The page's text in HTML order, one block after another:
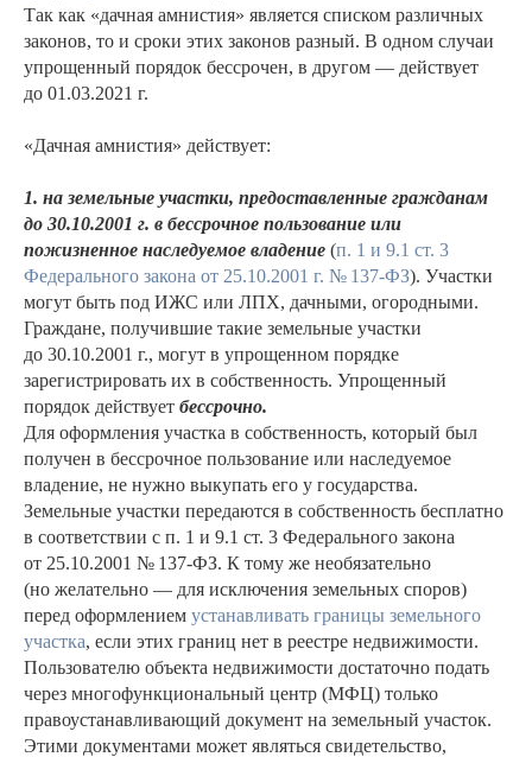
Так как «дачная амнистия» является списком различных
законов, то и сроки этих законов разный. В одном случаи
упрощенный порядок бессрочен, в другом — действует
до 01.03.2021 г.
«Дачная амнистия» действует:
1. на земельные участки, предоставленные гражданам
до 30.10.2001 г. в бессрочное пользование или
пожизненное наследуемое владение (п. 1 и 9.1 ст. 3
Федерального закона от 25.10.2001 г. № 137-ФЗ). Участки
могут быть под ИЖС или ЛПХ, дачными, огородными.
Граждане, получившие такие земельные участки
до 30.10.2001 г., могут в упрощенном порядке
зарегистрировать их в собственность. Упрощенный
порядок действует бессрочно.
Для оформления участка в собственность, который был
получен в бессрочное пользование или наследуемое
владение, не нужно выкупать его у государства.
Земельные участки передаются в собственность бесплатно
в соответствии с п. 1 и 9.1 ст. 3 Федерального закона
от 25.10.2001 № 137-ФЗ. К тому же необязательно
(но желательно — для исключения земельных споров)
перед оформлением устанавливать границы земельного
участка, если этих границ нет в реестре недвижимости.
Пользователю объекта недвижимости достаточно подать
через многофункциональный центр (МФЦ) только
правоустанавливающий документ на земельный участок.
Этими документами может являться свидетельство,